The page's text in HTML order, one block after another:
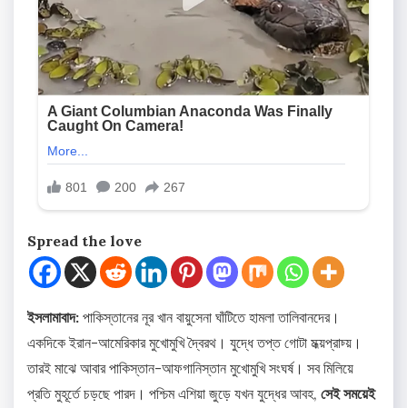
Spread the love
ইসলামাবাদ: পাকিস্তানের নূর খান বায়ুসেনা ঘাঁটিতে হামলা তালিবানদের।
একদিকে ইরান-আমেরিকার মুখোমুখি দ্বৈরথ। যুদ্ধে তপ্ত গোটা মধ্য়প্রাচ্য়।
তারই মাঝে আবার পাকিস্তান-আফগানিস্তান মুখোমুখি সংঘর্ষ। সব মিলিয়ে
প্রতি মুহূর্তে চড়ছে পারদ। পশ্চিম এশিয়া জুড়ে যখন যুদ্ধের আবহ, সেই সময়েই